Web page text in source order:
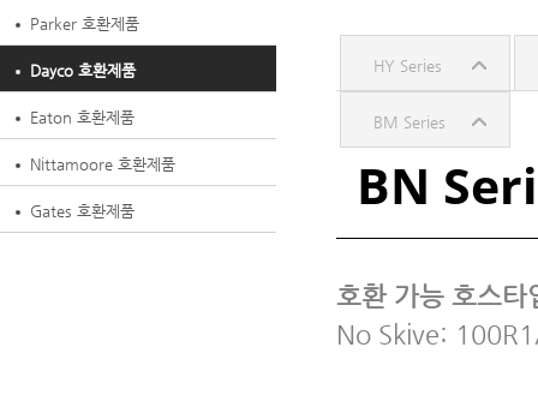
Parker 호환제품
Dayco 호환제품
Eaton 호환제품
Nittamoore 호환제품
Gates 호환제품
HY Series
BM Series
BN
호환 가능 호스
No Skive: